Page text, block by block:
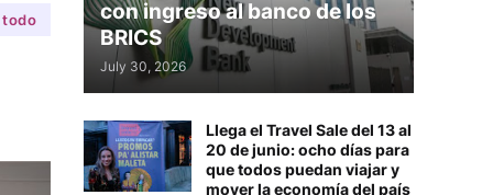
todo
con ingreso al banco de los
BRICS
July 30, 2026
Llega el Travel Sale del 13 al
20 de junio: ocho días para
que todos puedan viajar y
mover la economía del país